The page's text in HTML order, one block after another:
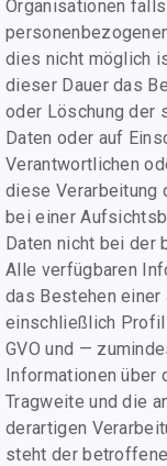
Organisationen
dies nicht möglich
dieser Dauer das
oder Löschung der
Daten oder auf
Verantwortlichen
diese Verarbeitung
bei einer
Daten nicht bei der
Alle verfügbaren
das Bestehen
einschließlich
GVO und —
Informationen
Tragweite und die
derartigen
steht der